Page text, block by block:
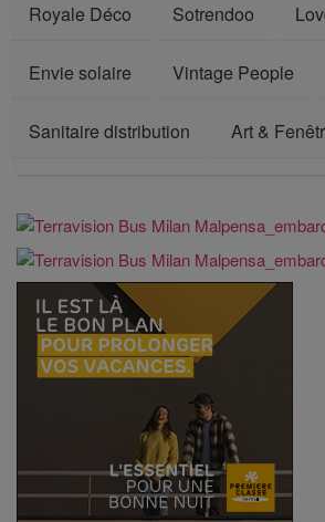
Royale Déco Sotrendoo
Envie solaire Vintage People
Sanitaire distribution Art &